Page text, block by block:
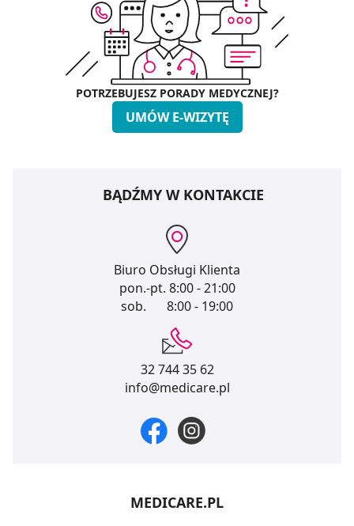
POTRZEBUJESZ PORADY MEDYCZNEJ?
UMÓW E-WIZYTĘ
BĄDŹMY W KONTAKCIE
Biuro Obsługi Klienta
pon.-pt. 8:00 - 21:00
sob.
8:00 - 19:00
32 744 35 62
info@medicare.pl
MEDICARE.PL